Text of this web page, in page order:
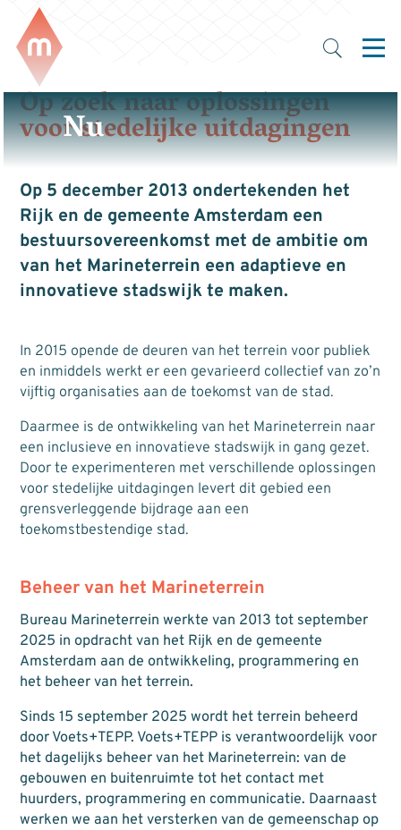
Nu
Op zoek naar oplossingen
voor stedelijke uitdagingen
Op 5 december 2013 ondertekenden het
Rijk en de gemeente Amsterdam een
bestuursovereenkomst met de ambitie om
van het Marineterrein een adaptieve en
innovatieve stadswijk te maken.
In 2015 opende de deuren van het terrein voor publiek
en inmiddels werkt er een gevarieerd collectief van zo’n
vijftig organisaties aan de toekomst van de stad.
Daarmee is de ontwikkeling van het Marineterrein naar
een inclusieve en innovatieve stadswijk in gang gezet.
Door te experimenteren met verschillende oplossingen
voor stedelijke uitdagingen levert dit gebied een
grensverleggende bijdrage aan een
toekomstbestendige stad.
Beheer van het Marineterrein
Bureau Marineterrein werkte van 2013 tot september
2025 in opdracht van het Rijk en de gemeente
Amsterdam aan de ontwikkeling, programmering en
het beheer van het terrein.
Sinds 15 september 2025 wordt het terrein beheerd
door Voets+TEPP. Voets+TEPP is verantwoordelijk voor
het dagelijks beheer van het Marineterrein: van de
gebouwen en buitenruimte tot het contact met
huurders, programmering en communicatie. Daarnaast
werken we aan het versterken van de gemeenschap op